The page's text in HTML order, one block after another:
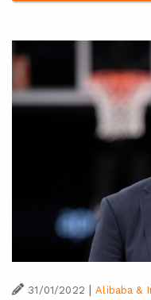
31/01/2022 | Alibaba &